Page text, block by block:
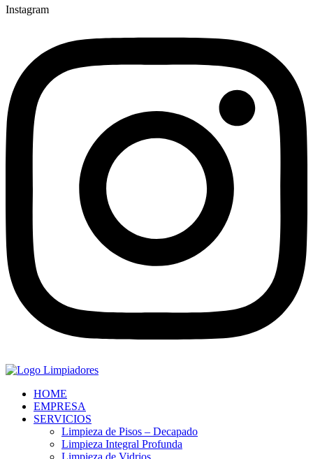
Instagram
HOME
EMPRESA
SERVICIOS
Limpieza de Pisos – Decapado
Limpieza Integral Profunda
Limpieza de Vidrios